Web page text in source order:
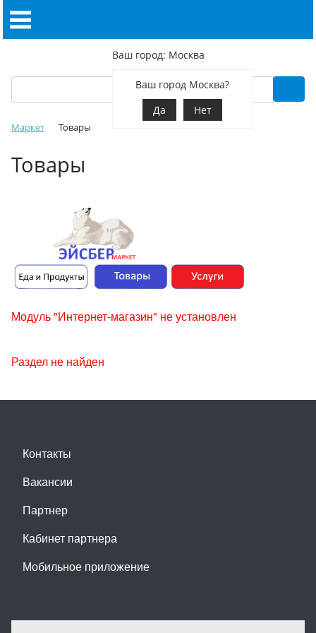
Ваш город: Москва
Ваш город Москва?
Да
Нет
Маркет Товары
Товары
Модуль "Интернет-магазин" не установлен
Раздел не найден
Контакты
Вакансии
Партнер
Кабинет партнера
Мобильное приложение